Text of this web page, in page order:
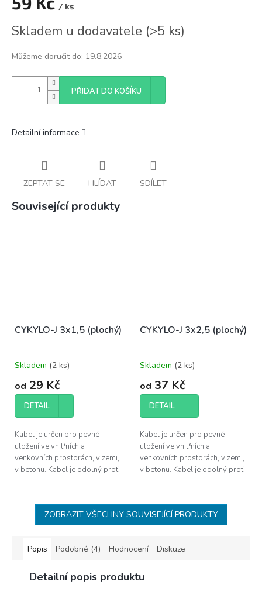
/ ks
cena:
Skladem u dodavatele (>5 ks)
Můžeme doručit do: 19.8.2026
PŘIDAT DO KOŠÍKU
Detailní informace
ZEPTAT SE HLÍDAT SDÍLET
Související produkty
CYKYLO-J 3x1,5 (plochý)
Skladem (2 ks)
od 29 Kč
DETAIL
Kabel je určen pro pevné
uložení ve vnitřních a
venkovních prostorách, v zemi,
v betonu. Kabel je odolný proti
CYKYLO-J 3x2,5 (plochý)
Skladem (2 ks)
od 37 Kč
DETAIL
Kabel je určen pro pevné
uložení ve vnitřních a
venkovních prostorách, v zemi,
v betonu. Kabel je odolný proti
ZOBRAZIT VŠECHNY SOUVISEJÍCÍ PRODUKTY
Popis Podobné (4) Hodnocení Diskuze
Detailní popis produktu